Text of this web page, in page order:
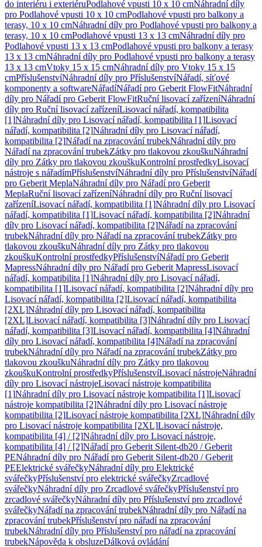
do interiéru i exteriéruPodlahové vpusti 10 x 10 cmNáhradní díly
pro Podlahové vpusti 10 x 10 cmPodlahové vpusti pro balkony a
terasy, 10 x 10 cmNáhradní díly pro Podlahové vpusti pro balkony a
terasy, 10 x 10 cmPodlahové vpusti 13 x 13 cmNáhradní díly pro
Podlahové vpusti 13 x 13 cmPodlahové vpusti pro balkony a terasy
13 x 13 cmNáhradní díly pro Podlahové vpusti pro balkony a terasy
13 x 13 cmVtoky 15 x 15 cmNáhradní díly pro Vtoky 15 x 15
cmPříslušenstvíNáhradní díly pro PříslušenstvíNářadí, síťové
komponenty a softwareNářadíNářadí pro Geberit FlowFitNáhradní
díly pro Nářadí pro Geberit FlowFitRuční lisovací zařízeníNáhradní
díly pro Ruční lisovací zařízeníLisovací nářadí, kompatibilita
[1]Náhradní díly pro Lisovací nářadí, kompatibilita [1]Lisovací
nářadí, kompatibilita [2]Náhradní díly pro Lisovací nářadí,
kompatibilita [2]Nářadí na zpracování trubekNáhradní díly pro
Nářadí na zpracování trubekZátky pro tlakovou zkouškuNáhradní
díly pro Zátky pro tlakovou zkouškuKontrolní prostředkyLisovací
nástroje s nářadímPříslušenstvíNáhradní díly pro PříslušenstvíNářadí
pro Geberit MeplaNáhradní díly pro Nářadí pro Geberit
MeplaRuční lisovací zařízeníNáhradní díly pro Ruční lisovací
zařízeníLisovací nářadí, kompatibilita [1]Náhradní díly pro Lisovací
nářadí, kompatibilita [1]Lisovací nářadí, kompatibilita [2]Náhradní
díly pro Lisovací nářadí, kompatibilita [2]Nářadí na zpracování
trubekNáhradní díly pro Nářadí na zpracování trubekZátky pro
tlakovou zkouškuNáhradní díly pro Zátky pro tlakovou
zkouškuKontrolní prostředkyPříslušenstvíNářadí pro Geberit
MapressNáhradní díly pro Nářadí pro Geberit MapressLisovací
nářadí, kompatibilita [1]Náhradní díly pro Lisovací nářadí,
kompatibilita [1]Lisovací nářadí, kompatibilita [2]Náhradní díly pro
Lisovací nářadí, kompatibilita [2]Lisovací nářadí, kompatibilita
[2XL]Náhradní díly pro Lisovací nářadí, kompatibilita
[2XL]Lisovací nářadí, kompatibilita [3]Náhradní díly pro Lisovací
nářadí, kompatibilita [3]Lisovací nářadí, kompatibilita [4]Náhradní
díly pro Lisovací nářadí, kompatibilita [4]Nářadí na zpracování
trubekNáhradní díly pro Nářadí na zpracování trubekZátky pro
tlakovou zkouškuNáhradní díly pro Zátky pro tlakovou
zkouškuKontrolní prostředkyPříslušenstvíLisovací nástrojeNáhradní
díly pro Lisovací nástrojeLisovací nástroje kompatibilita
[1]Náhradní díly pro Lisovací nástroje kompatibilita [1]Lisovací
nástroje kompatibilita [2]Náhradní díly pro Lisovací nástroje
kompatibilita [2]Lisovací nástroje kompatibilita [2XL]Náhradní díly
pro Lisovací nástroje kompatibilita [2XL]Lisovací nástroje,
kompatibilita [4] / [2]Náhradní díly pro Lisovací nástroje,
kompatibilita [4] / [2]Nářadí pro Geberit Silent-db20 / Geberit
PENáhradní díly pro Nářadí pro Geberit Silent-db20 / Geberit
PEElektrické svářečkyNáhradní díly pro Elektrické
svářečkyPříslušenství pro elektrické svářečkyZrcadlové
svářečkyNáhradní díly pro Zrcadlové svářečkyPříslušenství pro
zrcadlové svářečkyNáhradní díly pro Příslušenství pro zrcadlové
svářečkyNářadí na zpracování trubekNáhradní díly pro Nářadí na
zpracování trubekPříslušenství pro nářadí na zpracování
trubekNáhradní díly pro Příslušenství pro nářadí na zpracování
trubekNápověda k obsluzeDálková ovládání